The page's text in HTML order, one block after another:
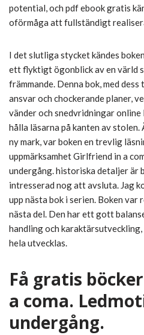
potential, och pdf ebook gratis
oförmåga att fullständigt
I det slutliga stycket kändes
ett flyktigt ögonblick av en värld
främmande. Denna bok, med
ansvar och chockerande planer,
vänder och snedvridningar
hålla läsarna på kanten av stolen.
ny mark, var boken en trevlig
uppmärksamhet Girlfriend in a
undergång. historiska detaljer är
intresserad nog att avsluta. Jag
upp nästa bok i serien. Boken
nästa del. Den har ett gott
handling och
hela utvecklas.
Få gratis
a coma.
undergång.